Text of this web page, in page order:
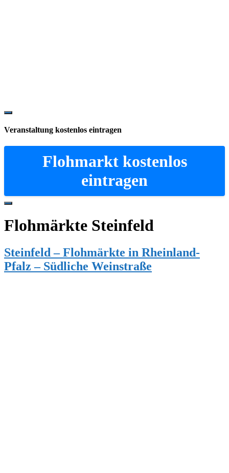
Show
Content
Veranstaltung kostenlos eintragen
Flohmarkt kostenlos
eintragen
Hide
Content
Flohmärkte Steinfeld
Steinfeld – Flohmärkte in Rheinland-
Pfalz – Südliche Weinstraße